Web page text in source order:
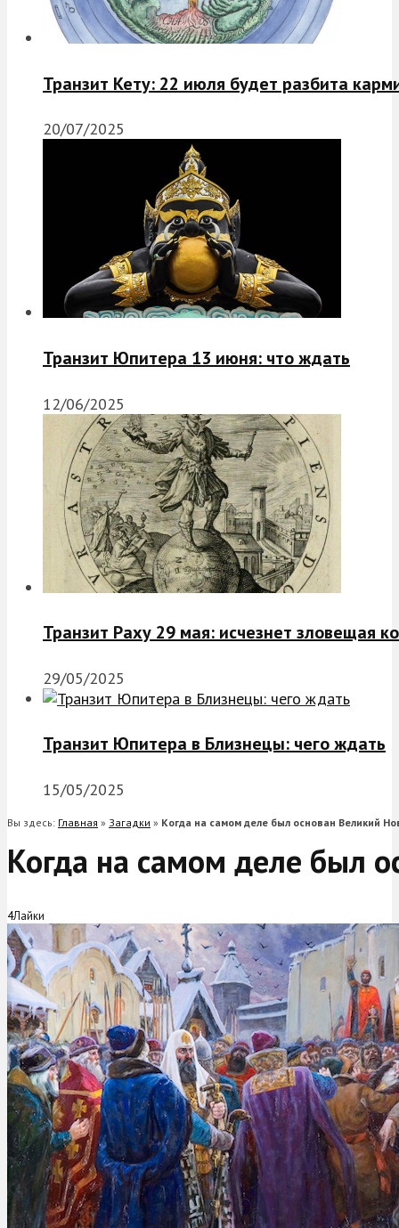
Транзит Кету: 22 июля будет разбита
20/07/2025
Транзит Юпитера 13 июня: что ждать
12/06/2025
Транзит Раху 29 мая: исчезнет зловещая
29/05/2025
Транзит Юпитера в Близнецы: чего ждать
15/05/2025
Вы здесь: Главная » Загадки » Когда на самом деле был основан Великий
Когда на самом деле был
4Лайки